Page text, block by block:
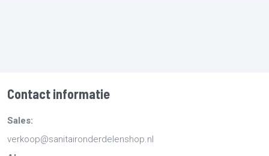
Contact informatie
Sales:
verkoop@sanitaironderdelenshop.nl